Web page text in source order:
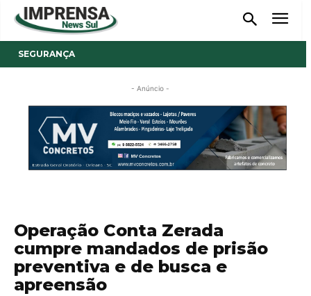
SEGURANÇA
- Anúncio -
Operação Conta Zerada
cumpre mandados de prisão
preventiva e de busca e
apreensão